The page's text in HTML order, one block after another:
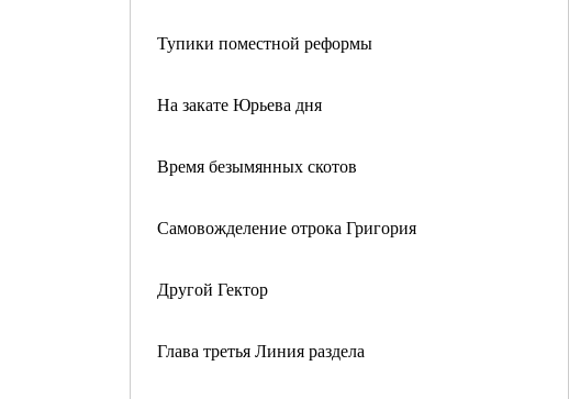
Тупики поместной реформы
На закате Юрьева дня
Время безымянных скотов
Самовожделение отрока Григория
Другой Гектор
Глава третья Линия раздела